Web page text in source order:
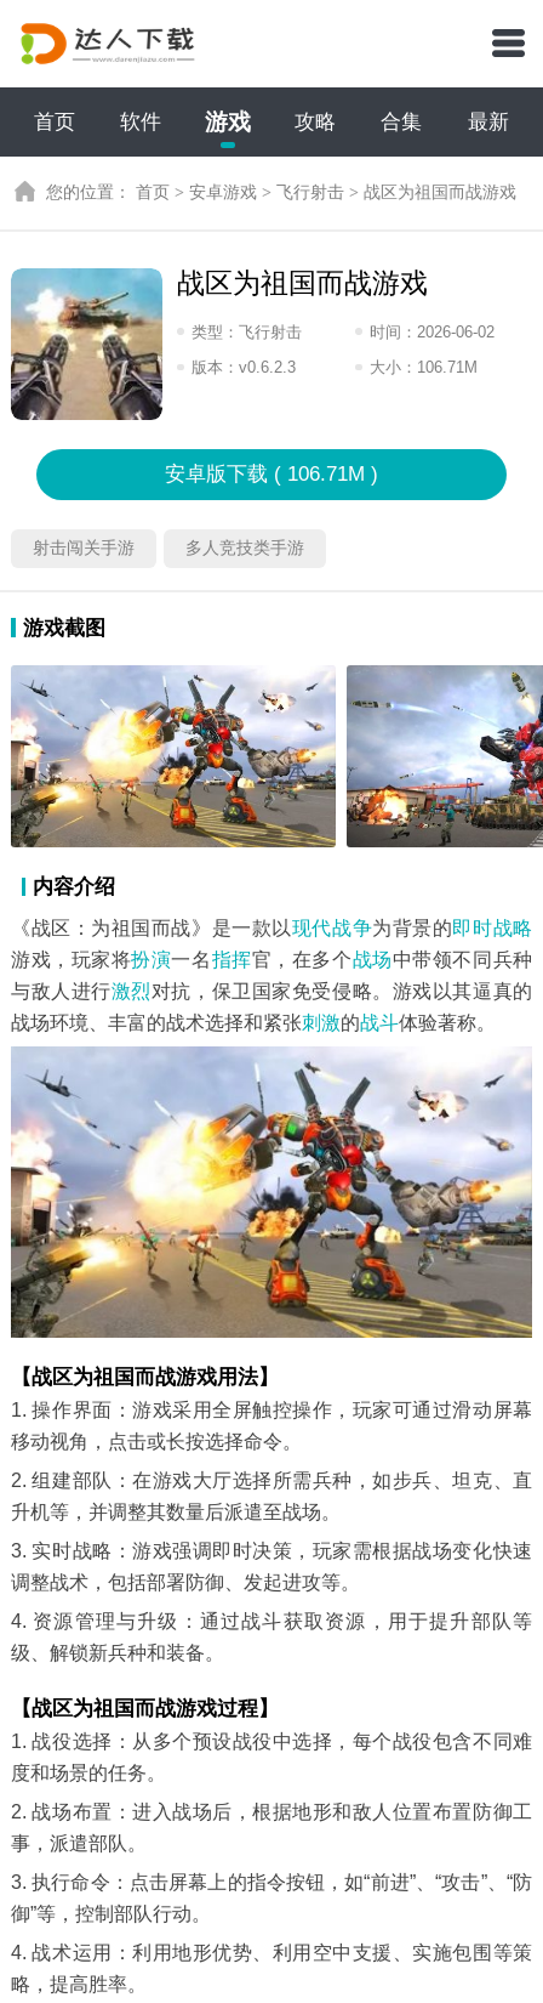
首页 软件 游戏 攻略 合集 最新
您的位置：首页 >安卓游戏 >飞行射击 >战区为祖国而战游戏
战区为祖国而战游戏
类型：飞行射击 时间： 2026-06-02
08:2026
版本：v0.6.2.3 大小： 106.71M
安卓版下载 ( 106.71M )
射击闯关手游 多人竞技类手游
游戏截图
内容介绍
《战区：为祖国而战》是一款以现代战争为背景的即时战略
游戏，玩家将扮演一名指挥官，在多个战场中带领不同兵种
与敌人进行激烈对抗，保卫国家免受侵略。游戏以其逼真的
战场环境、丰富的战术选择和紧张刺激的战斗体验著称。
【战区为祖国而战游戏用法】
1. 操作界面：游戏采用全屏触控操作，玩家可通过滑动屏幕
移动视角，点击或长按选择命令。
2. 组建部队：在游戏大厅选择所需兵种，如步兵、坦克、直
升机等，并调整其数量后派遣至战场。
3. 实时战略：游戏强调即时决策，玩家需根据战场变化快速
调整战术，包括部署防御、发起进攻等。
4. 资源管理与升级：通过战斗获取资源，用于提升部队等
级、解锁新兵种和装备。
【战区为祖国而战游戏过程】
1. 战役选择：从多个预设战役中选择，每个战役包含不同难
度和场景的任务。
2. 战场布置：进入战场后，根据地形和敌人位置布置防御工
事，派遣部队。
3. 执行命令：点击屏幕上的指令按钮，如“前进”、“攻击”、“防
御”等，控制部队行动。
4. 战术运用：利用地形优势、利用空中支援、实施包围等策
略，提高胜率。